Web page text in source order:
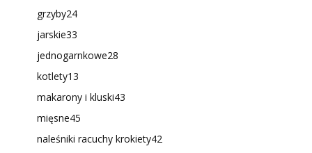
grzyby24
jarskie33
jednogarnkowe28
kotlety13
makarony i kluski43
mięsne45
naleśniki racuchy krokiety42